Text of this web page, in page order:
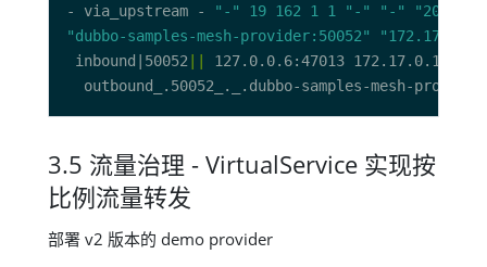
- via_upstream -
"-" 19 162 1 1 "-" "-"
"dubbo-samples-mesh-provider:50052"
inbound|50052
3.5 流量治理 - VirtualService 实现按
比例流量转发
部署 v2 版本的 demo provider